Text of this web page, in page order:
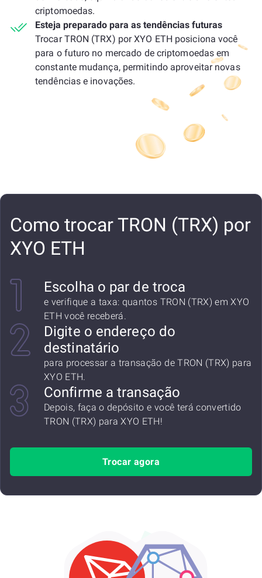
criptomoedas.
Esteja preparado para as tendências futuras
Trocar TRON (TRX) por XYO ETH posiciona você
para o futuro no mercado de criptomoedas em
constante mudança, permitindo aproveitar novas
tendências e inovações.
Como trocar TRON (TRX) por
XYO ETH
Escolha o par de troca
e verifique a taxa: quantos TRON (TRX) em XYO
ETH você receberá.
Digite o endereço do
destinatário
para processar a transação de TRON (TRX) para
XYO ETH.
Confirme a transação
Depois, faça o depósito e você terá convertido
TRON (TRX) para XYO ETH!
Trocar agora